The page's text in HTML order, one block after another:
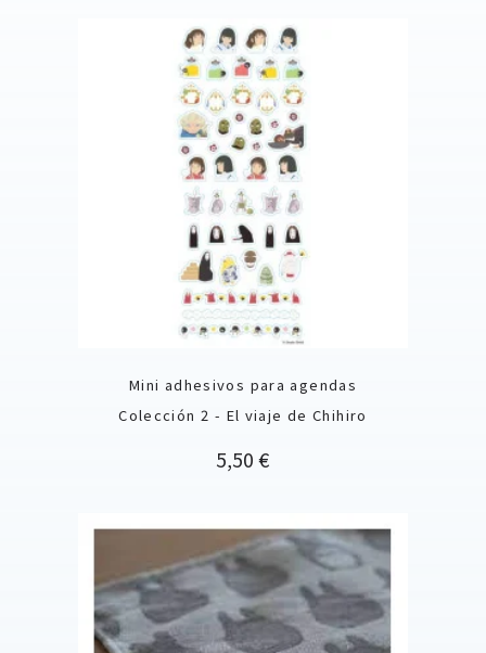
Mini adhesivos para agendas
Colección 2 - El viaje de Chihiro
Precio
5,50 €